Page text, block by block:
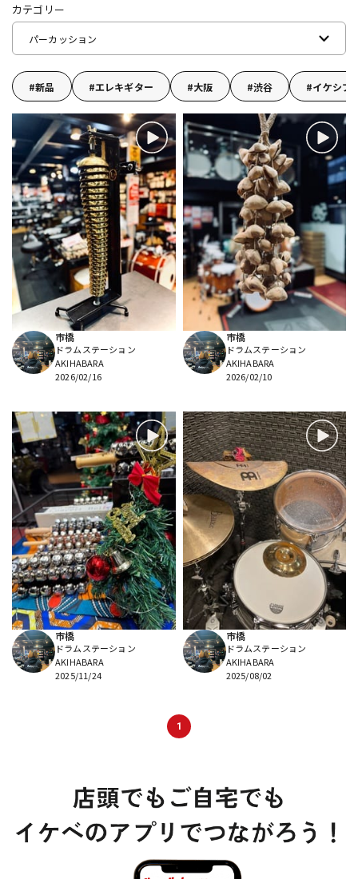
管楽器 その他楽器
アンプ エフェクター
DJ機器 DTM
DTM オンライン納品 レコーディング機器
配信/ライブ機器 楽器アクセサリ
中古 ヴィンテージ
カテゴリー
パーカッション
新品 エレキギター 大阪 渋谷 イケシブ
市橋
ドラムステーション
AKIHABARA
2026/02/16
市橋
ドラムステーション
AKIHABARA
2026/02/10
市橋
ドラムステーション
AKIHABARA
2025/11/24
市橋
ドラムステーション
AKIHABARA
2025/08/02
1